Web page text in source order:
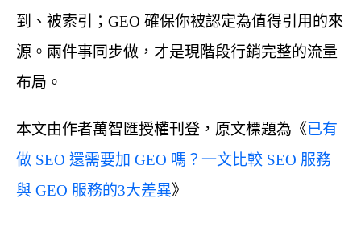
到、被索引；GEO 確保你被認定為值得引用的來
源。兩件事同步做，才是現階段行銷完整的流量
布局。
本文由作者萬智匯授權刊登，原文標題為《已有
做 SEO 還需要加 GEO 嗎？一文比較 SEO 服務
與 GEO 服務的3大差異》